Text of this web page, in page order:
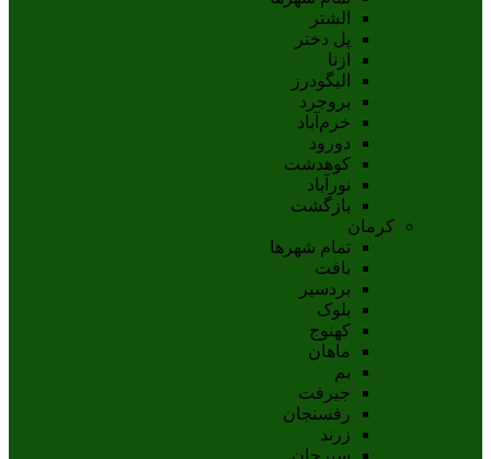
الشتر
پل دختر
ازنا
اليگودرز
بروجرد
خرم‌آباد
دورود
کوهدشت
نورآباد
بازگشت
کرمان
تمام شهر‌ها
بافت
بردسیر
بلوک
کهنوج
ماهان
بم
جيرفت
رفسنجان
زرند
سيرجان